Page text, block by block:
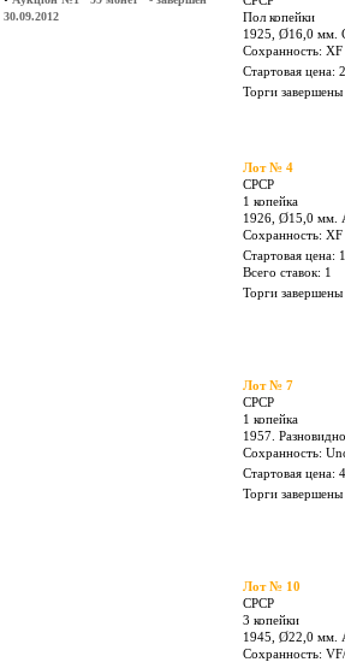
•Аукціон №1 "99 монет" - завершён
Лот № 1
СРСР
Пол копейки
1925, Ø16,0 мм.
Сохранность: XF
Лот № 4
СРСР
1 копейка
Торги завершены
1957.
Сохранность:
Стартовая цена:
Торги завершены